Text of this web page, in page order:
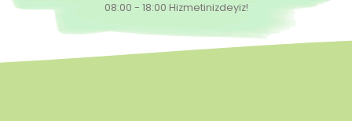
08:00 - 18:00 Hizmetinizdeyiz!